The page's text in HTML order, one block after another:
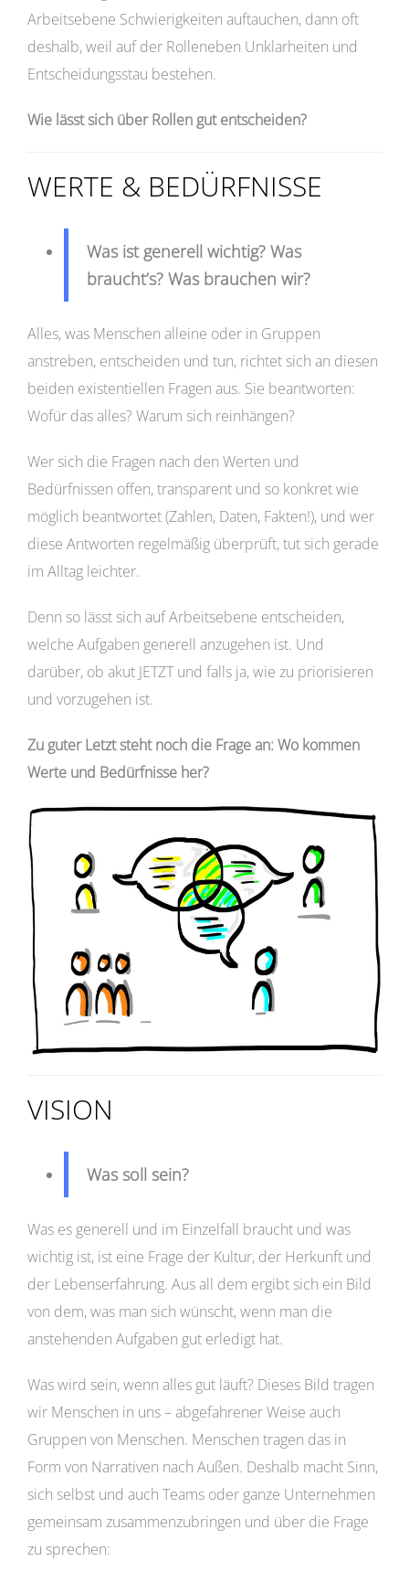
Arbeitsebene Schwierigkeiten auftauchen, dann oft
deshalb, weil auf der Rolleneben Unklarheiten und
Entscheidungsstau bestehen.
Wie lässt sich über Rollen gut entscheiden?
WERTE & BEDÜRFNISSE
Was ist generell wichtig? Was
braucht’s? Was brauchen wir?
Alles, was Menschen alleine oder in Gruppen
anstreben, entscheiden und tun, richtet sich an diesen
beiden existentiellen Fragen aus. Sie beantworten:
Wofür das alles? Warum sich reinhängen?
Wer sich die Fragen nach den Werten und
Bedürfnissen offen, transparent und so konkret wie
möglich beantwortet (Zahlen, Daten, Fakten!), und wer
diese Antworten regelmäßig überprüft, tut sich gerade
im Alltag leichter.
Denn so lässt sich auf Arbeitsebene entscheiden,
welche Aufgaben generell anzugehen ist. Und
darüber, ob akut JETZT und falls ja, wie zu priorisieren
und vorzugehen ist.
Zu guter Letzt steht noch die Frage an: Wo kommen
Werte und Bedürfnisse her?
VISION
Was soll sein?
Was es generell und im Einzelfall braucht und was
wichtig ist, ist eine Frage der Kultur, der Herkunft und
der Lebenserfahrung. Aus all dem ergibt sich ein Bild
von dem, was man sich wünscht, wenn man die
anstehenden Aufgaben gut erledigt hat.
Was wird sein, wenn alles gut läuft? Dieses Bild tragen
wir Menschen in uns – abgefahrener Weise auch
Gruppen von Menschen. Menschen tragen das in
Form von Narrativen nach Außen. Deshalb macht Sinn,
sich selbst und auch Teams oder ganze Unternehmen
gemeinsam zusammenzubringen und über die Frage
zu sprechen: